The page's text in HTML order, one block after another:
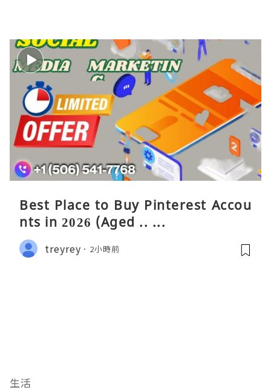
Best Place to Buy Pinterest Accou
nts in 2026 (Aged .. ...
treyrey 2小時前
生活